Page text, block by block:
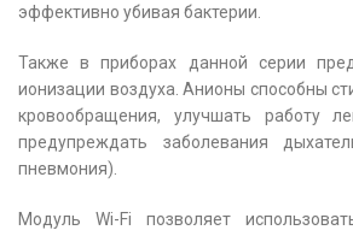
эффективно убивая бактерии.
Также в приборах данной серии
ионизации воздуха. Анионы способны
кровообращения, улучшать работу
предупреждать заболевания
пневмония).
Модуль Wi-Fi позволяет